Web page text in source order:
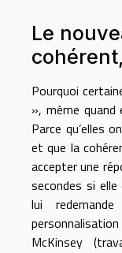
Le
Pourquoi
», même quand
Parce qu’elles
et que la
accepter une
secondes si
lui
McKinsey